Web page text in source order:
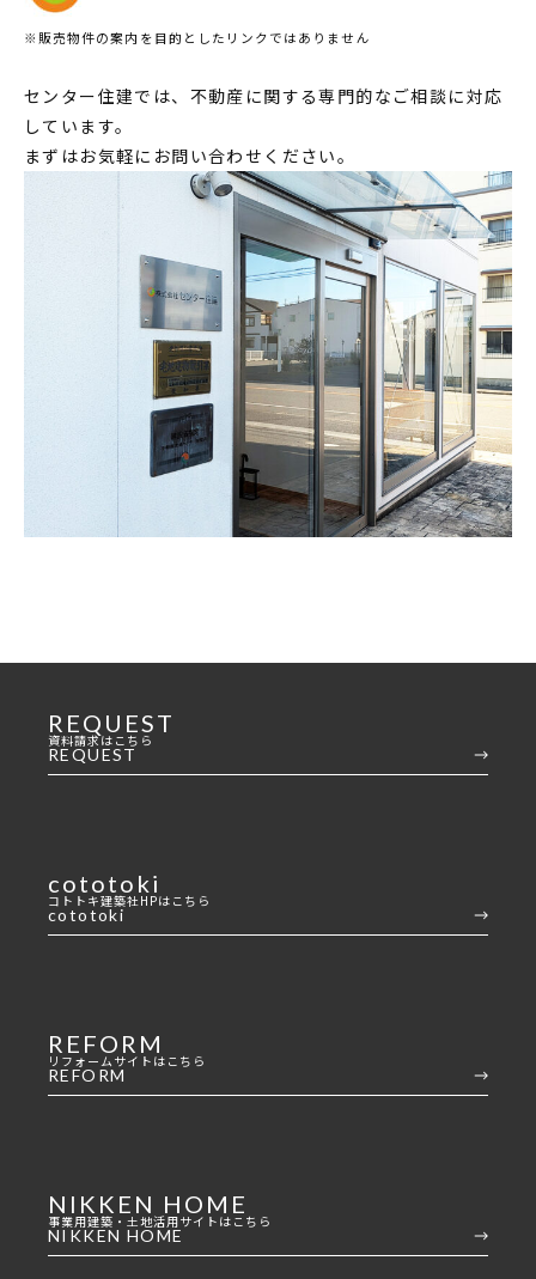
※販売物件の案内を目的としたリンクではありません
センター住建では、不動産に関する専門的なご相談に対応
しています。
まずはお気軽にお問い合わせください。
REQUEST
資料請求はこちら
REQUEST
cototoki
コトトキ建築社HPはこちら
cototoki
REFORM
リフォームサイトはこちら
REFORM
NIKKEN HOME
事業用建築・土地活用サイトはこちら
NIKKEN HOME